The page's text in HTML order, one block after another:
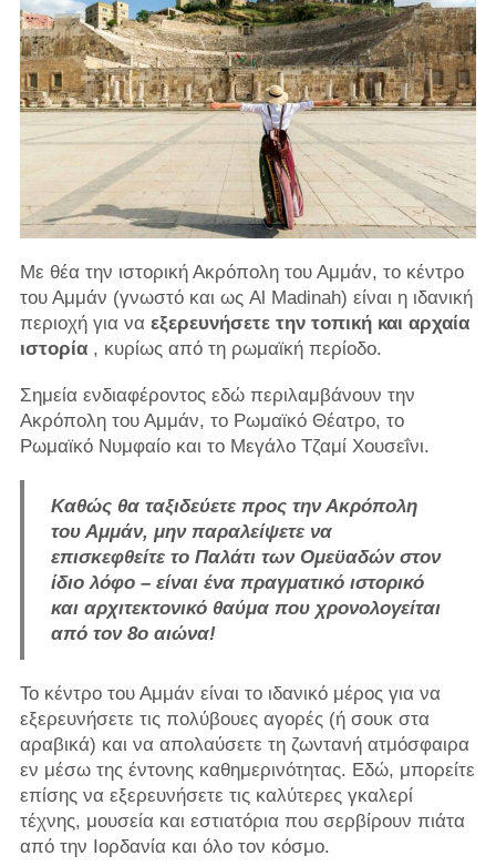
Με θέα την ιστορική Ακρόπολη του Αμμάν, το κέντρο
του Αμμάν (γνωστό και ως Al Madinah) είναι η ιδανική
περιοχή για να εξερευνήσετε την τοπική και αρχαία
ιστορία, κυρίως από τη ρωμαϊκή περίοδο.
Σημεία ενδιαφέροντος εδώ περιλαμβάνουν την
Ακρόπολη του Αμμάν, το Ρωμαϊκό Θέατρο, το
Ρωμαϊκό Νυμφαίο και το Μεγάλο Τζαμί Χουσεΐνι.
Καθώς θα ταξιδεύετε προς την Ακρόπολη
του Αμμάν, μην παραλείψετε να
επισκεφθείτε το Παλάτι των Ομεϋαδών στον
ίδιο λόφο – είναι ένα πραγματικό ιστορικό
και αρχιτεκτονικό θαύμα που χρονολογείται
από τον 8ο αιώνα!
Το κέντρο του Αμμάν είναι το ιδανικό μέρος για να
εξερευνήσετε τις πολύβουες αγορές (ή σουκ στα
αραβικά) και να απολαύσετε τη ζωντανή ατμόσφαιρα
εν μέσω της έντονης καθημερινότητας. Εδώ, μπορείτε
επίσης να εξερευνήσετε τις καλύτερες γκαλερί
τέχνης, μουσεία και εστιατόρια που σερβίρουν πιάτα
από την Ιορδανία και όλο τον κόσμο.